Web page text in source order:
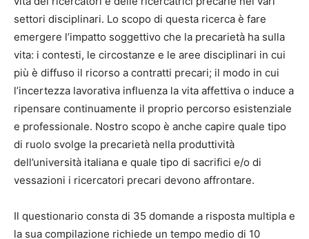
settori disciplinari. Lo scopo di questa ricerca è fare
emergere l’impatto soggettivo che la precarietà ha sulla
vita: i contesti, le circostanze e le aree disciplinari in cui
più è diffuso il ricorso a contratti precari; il modo in cui
l’incertezza lavorativa influenza la vita affettiva o induce a
ripensare continuamente il proprio percorso esistenziale
e professionale. Nostro scopo è anche capire quale tipo
di ruolo svolge la precarietà nella produttività
dell’università italiana e quale tipo di sacrifici e/o di
vessazioni i ricercatori precari devono affrontare.
Il questionario consta di 35 domande a risposta multipla e
la sua compilazione richiede un tempo medio di 10